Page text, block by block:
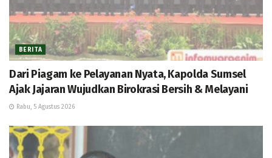
BERITA
Dari Piagam ke Pelayanan Nyata, Kapolda Sumsel
Ajak Jajaran Wujudkan Birokrasi Bersih & Melayani
Rabu, 5 Agustus 2026